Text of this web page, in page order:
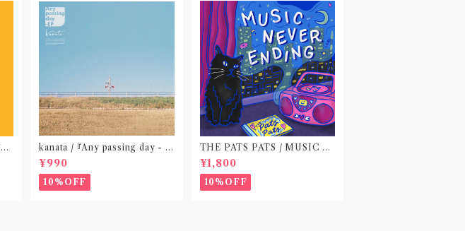
kanata / 『Any passing day - E
P』(CD作品)〝東京〟
¥990
10%OFF
THE PATS PATS / MUSIC N
EVER ENDING(CD作品)
¥1,800
10%OFF